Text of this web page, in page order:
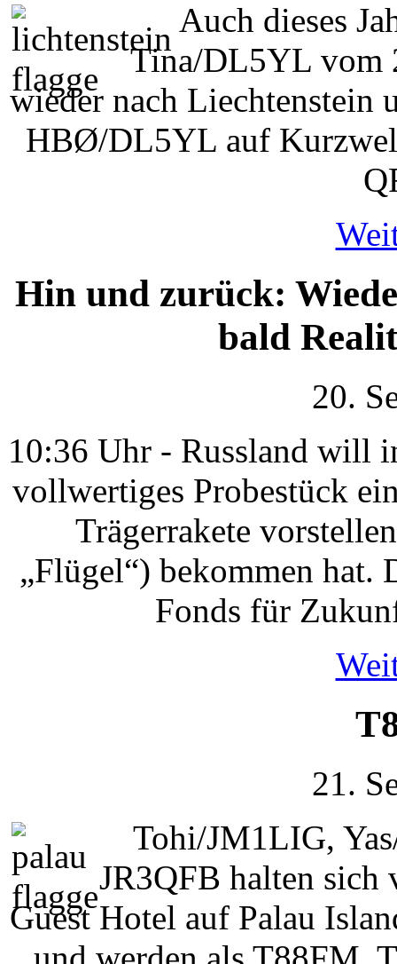
Auch dieses
Tina/DL5YL vom
wieder nach
HBØ/DL5YL auf
Hin und zurück:
bald
20.
10:36 Uhr - Russland will
vollwertiges Probestück
Trägerrakete
„Flügel“) bekommen hat.
Fonds für
21.
Tohi/JM1LIG,
JR3QFB halten sich
Guest Hotel auf Palau